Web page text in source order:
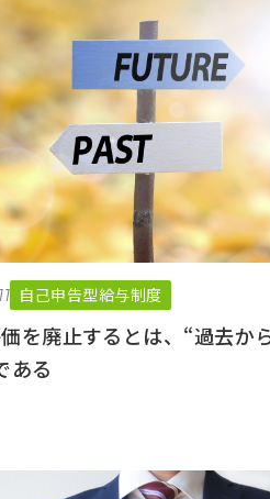
自己申告型給与制度
を廃止するとは、“過去か
ある